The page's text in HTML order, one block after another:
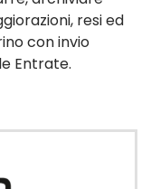
resi ed
con invio
Entrate.